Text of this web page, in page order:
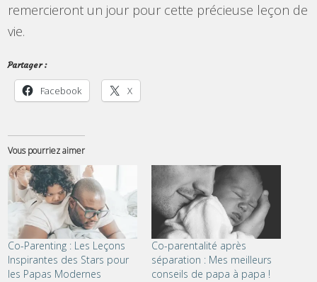
remercieront un jour pour cette précieuse leçon de
vie.
Partager :
Facebook X
Vous pourriez aimer
Co-Parenting : Les Leçons
Inspirantes des Stars pour
les Papas Modernes
Co-parentalité après
séparation : Mes meilleurs
conseils de papa à papa !